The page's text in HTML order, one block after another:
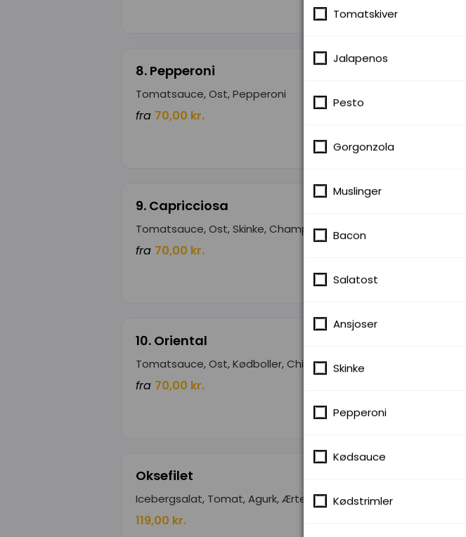
8. Pepperoni
Tomatsauce, Ost, Pepperoni
fra 70,00 kr.
9. Capricciosa
Tomatsauce, Ost, Skinke, Champignon
fra 70,00 kr.
10. Oriental
Tomatsauce, Ost, Kødboller, Chili NORMAL
fra 70,00 kr.
Oksefilet
Icebergsalat, Tomat, Agurk, Ærter, Majs, Salat
119,00 kr.
Tomatskiver
Jalapenos
Pesto
Gorgonzola
Muslinger
Bacon
Salatost
Ansjoser
Skinke
Pepperoni
Kødsauce
Kødstrimler